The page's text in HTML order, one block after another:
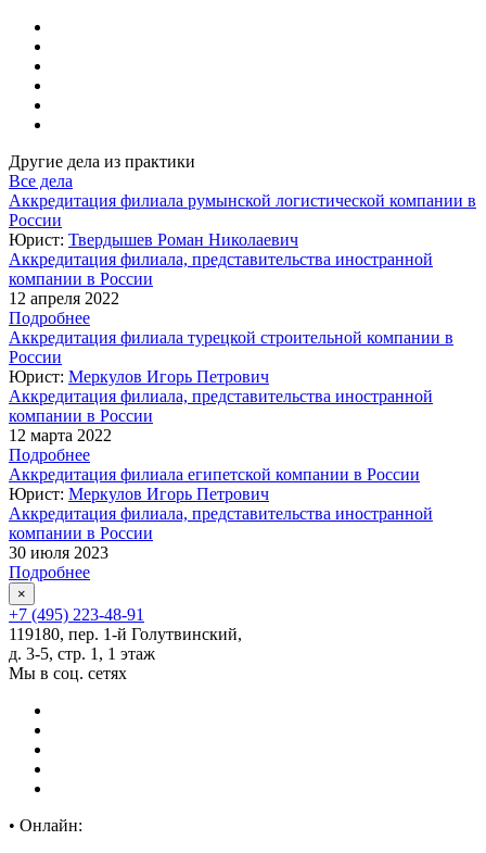
Другие дела из практики
Все дела
Аккредитация филиала румынской логистической компании в
России
Юрист: Твердышев Роман Николаевич
Аккредитация филиала, представительства иностранной
компании в России
12 апреля 2022
Подробнее
Аккредитация филиала турецкой строительной компании в
России
Юрист: Меркулов Игорь Петрович
Аккредитация филиала, представительства иностранной
компании в России
12 марта 2022
Подробнее
Аккредитация филиала египетской компании в России
Юрист: Меркулов Игорь Петрович
Аккредитация филиала, представительства иностранной
компании в России
30 июля 2023
Подробнее
×
+7 (495) 223-48-91
119180, пер. 1-й Голутвинский,
д. 3-5, стр. 1, 1 этаж
Мы в соц. сетях
• Онлайн: